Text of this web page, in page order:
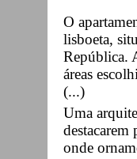
O
lisboeta,
República.
áreas
(...)
Uma
onde